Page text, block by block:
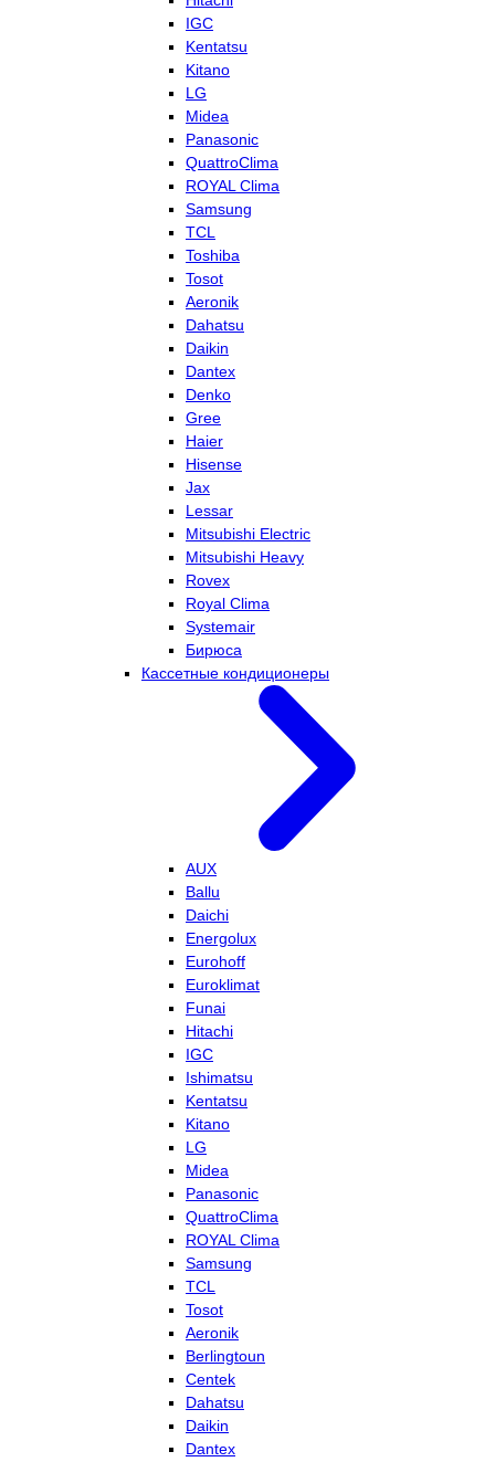
IGC
Kentatsu
Kitano
LG
Midea
Panasonic
QuattroClima
ROYAL Clima
Samsung
TCL
Toshiba
Tosot
Aeronik
Dahatsu
Daikin
Dantex
Denko
Gree
Haier
Hisense
Jax
Lessar
Mitsubishi Electric
Mitsubishi Heavy
Rovex
Royal Clima
Systemair
Бирюса
Кассетные кондиционеры
AUX
Ballu
Daichi
Energolux
Eurohoff
Euroklimat
Funai
Hitachi
IGC
Ishimatsu
Kentatsu
Kitano
LG
Midea
Panasonic
QuattroClima
ROYAL Clima
Samsung
TCL
Tosot
Aeronik
Berlingtoun
Centek
Dahatsu
Daikin
Dantex